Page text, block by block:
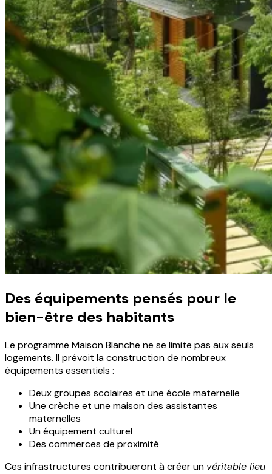
Des équipements pensés pour le
bien-être des habitants
Le programme Maison Blanche ne se limite pas aux seuls
logements. Il prévoit la construction de nombreux
équipements essentiels :
Deux groupes scolaires et une école maternelle
Une crèche et une maison des assistantes
maternelles
Un équipement culturel
Des commerces de proximité
Ces infrastructures contribueront à créer un véritable lieu